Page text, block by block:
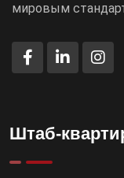
мировым
Штаб-